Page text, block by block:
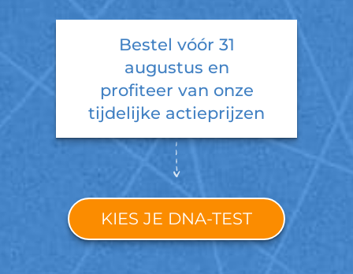
Bestel vóór 31
augustus en
profiteer van onze
tijdelijke actieprijzen
KIES JE DNA-TEST